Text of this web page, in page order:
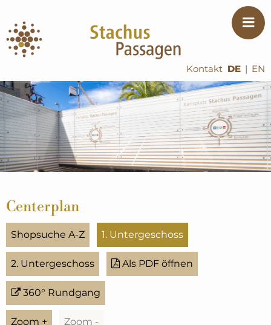
DE | EN
Kontakt
Centerplan
Shopsuche A-Z 1. Untergeschoss
2. Untergeschoss Als PDF öffnen
360° Rundgang
Zoom + Zoom -